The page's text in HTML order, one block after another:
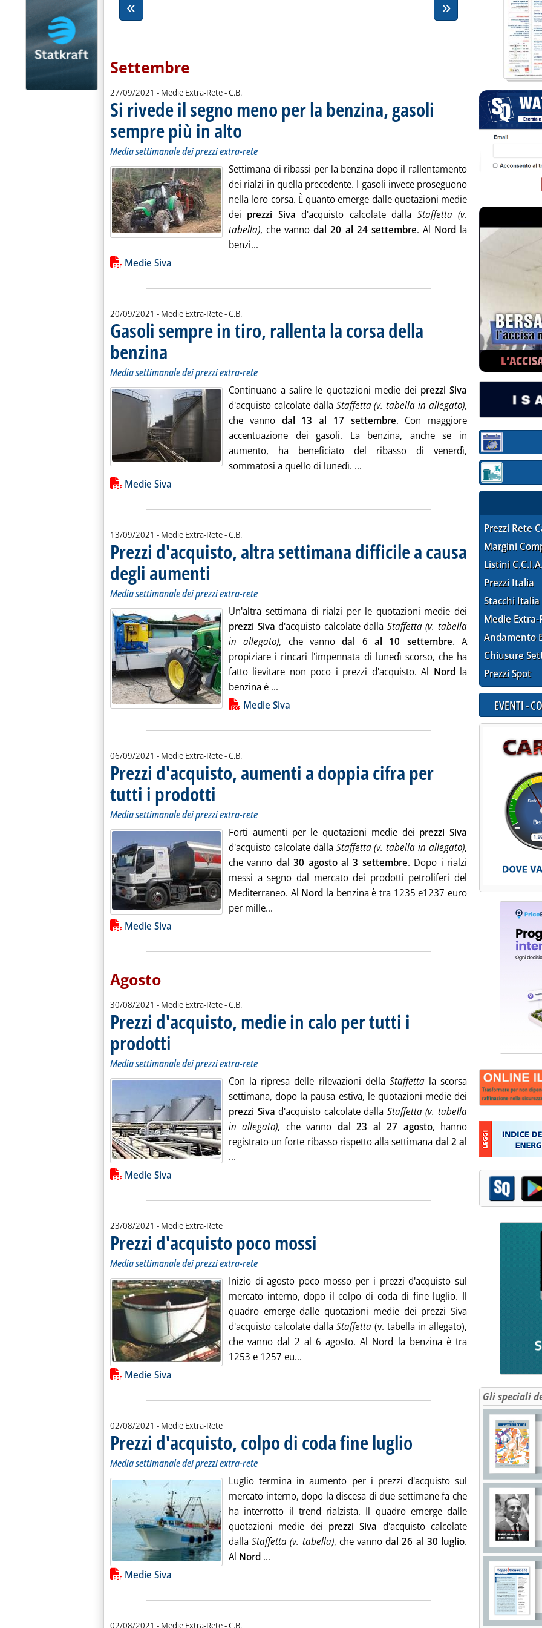
Settembre
27/09/2021 - Medie Extra-Rete -di:
C.B.
Si rivede il segno meno per la benzina, gasoli
sempre più in alto . Sottotitolo: Media settimanale dei prezzi extra-rete
. Pubblicata lunedì 27 settembre 2021 alle 13.29.
Media settimanale dei prezzi extra-rete
Settimana di ribassi per la benzina dopo il rallentamento
dei rialzi in quella precedente. I gasoli invece proseguono
nella loro corsa. È quanto emerge dalle quotazioni medie
dei prezzi Siva d'acquisto calcolate dalla Staffetta (v.
tabella), che vannodal 20 al 24 settembre. Al Nordla
benzi... Leggi tutta la notizia: 'Si rivede il segno meno per la benzina,
Lista allegati PDF alla notizia
Medie Siva
20/09/2021 - Medie Extra-Rete -di:
C.B.
Gasoli sempre in tiro, rallenta la corsa della
benzina . Sottotitolo: Media settimanale dei prezzi extra-rete
. Pubblicata lunedì 20 settembre 2021 alle 13.56.
Media settimanale dei prezzi extra-rete
Continuano a salire le quotazioni medie dei prezzi Siva
d'acquisto calcolate dalla Staffetta (v. tabella in allegato),
che vanno dal 13 al 17 settembre. Con maggiore
accentuazione dei gasoli. La benzina, anche se in
aumento, ha beneficiato del ribasso di venerdì,
sommatosi a quello di lunedì. ... Leggi tutta la notizia: 'Gasoli sempre in
Lista allegati PDF alla notizia
Medie Siva
13/09/2021 - Medie Extra-Rete -di:
C.B.
Prezzi d'acquisto, altra settimana difficile a causa
degli aumenti
Media settimanale dei prezzi extra-rete
Un'altra settimana di rialzi per le quotazioni medie dei
prezzi Siva d'acquisto calcolate dalla Staffetta (v. tabella
in allegato), che vannodal 6 al 10 settembre. A
propiziare i rincari l'impennata di lunedì scorso, che ha
fatto lievitare non poco i prezzi d'acquisto. Al Nordla
benzina è ... Leggi tutta la notizia: 'Prezzi d'acquisto, altra settimana
Lista allegati PDF alla notizia
Medie Siva
06/09/2021 - Medie Extra-Rete -di:
C.B.
Prezzi d'acquisto, aumenti a doppia cifra per
tutti i prodotti . Sottotitolo: Media settimanale dei prezzi extra-rete
. Pubblicata lunedì 06 settembre 2021 alle 15.35.
Media settimanale dei prezzi extra-rete
Forti aumenti per le quotazioni medie dei prezzi Siva
d'acquisto calcolate dalla Staffetta (v. tabella in allegato),
che vanno dal 30 agosto al 3 settembre. Dopo i rialzi
messi a segno dal mercato dei prodotti petroliferi del
Mediterraneo. Al Nord la benzina è tra 1235 e1237 euro
per mille... Leggi tutta la notizia: 'Prezzi d'acquisto, aumenti a doppia
Lista allegati PDF alla notizia
Medie Siva
Agosto
30/08/2021 - Medie Extra-Rete -di:
C.B.
Prezzi d'acquisto, medie in calo per tutti i
prodotti . Sottotitolo: Media settimanale dei prezzi extra-rete
. Pubblicata lunedì 30 agosto 2021 alle 15.10.
Media settimanale dei prezzi extra-rete
Con la ripresa delle rilevazioni della Staffettala scorsa
settimana, dopo la pausa estiva, le quotazioni medie dei
prezzi Siva d'acquisto calcolate dalla Staffetta (v. tabella
in allegato), che vanno dal 23 al 27 agosto, hanno
registrato un forte ribasso rispetto alla settimana dal 2 al
... Leggi tutta la notizia: 'Prezzi d'acquisto, medie in calo per tutti i
Lista allegati PDF alla notizia
Medie Siva
23/08/2021 - Medie Extra-Rete
Prezzi d'acquisto poco mossi
Media settimanale dei prezzi extra-rete
Inizio di agosto poco mosso per i prezzi d'acquisto sul
mercato interno, dopo il colpo di coda di fine luglio. Il
quadro emerge dalle quotazioni medie dei prezzi Siva
d'acquisto calcolate dalla Staffetta (v. tabella in allegato),
che vanno dal 2 al 6 agosto. Al Nord la benzina è tra
1253 e 1257 eu...
Lista allegati PDF alla notizia
Medie Siva
02/08/2021 - Medie Extra-Rete
Prezzi d'acquisto, colpo di coda fine luglio . Sottotitolo: Media settimanale dei prezzi
. Pubblicata lunedì 02 agosto 2021 alle 13.32.
Media settimanale dei prezzi extra-rete
Luglio termina in aumento per i prezzi d'acquisto sul
mercato interno, dopo la discesa di due settimane fa che
ha interrotto il trend rialzista. Il quadro emerge dalle
quotazioni medie dei prezzi Siva d'acquisto calcolate
dallaStaffetta (v. tabella), che vannodal 26 al 30 luglio.
Al Nord ... Leggi tutta la notizia: 'Prezzi d'acquisto, colpo di coda fine
Lista allegati PDF alla notizia
Medie Siva
02/08/2021 - Medie Extra-Rete -di:
C.B.
Sezione:
Sezione:
Prezzi Rete
Margini
Listini
Prezzi Italia
Stacchi Italia
Medie Extra-
Andamento
Chiusure
Prezzi Spot
EVENTI -
Gli speciali